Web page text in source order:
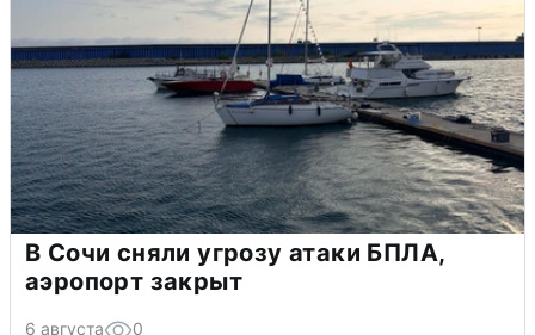
В Сочи сняли угрозу атаки БПЛА,
аэропорт закрыт
6 августа 0